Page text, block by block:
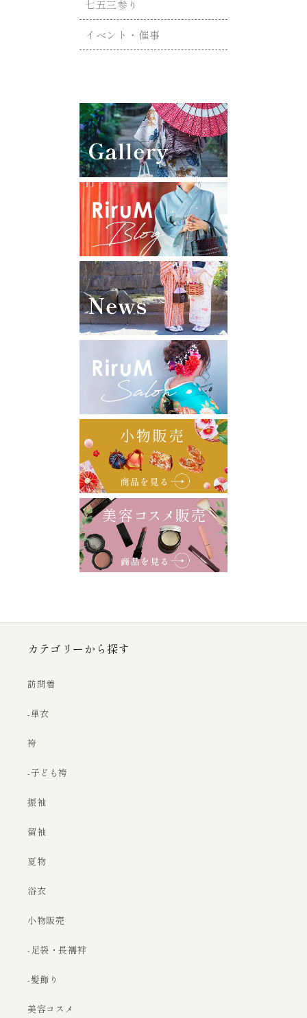
七五三参り
イベント・催事
カテゴリーから探す
訪問着
-単衣
袴
-子ども袴
振袖
留袖
夏物
浴衣
小物販売
-足袋・長襦袢
-髪飾り
美容コスメ